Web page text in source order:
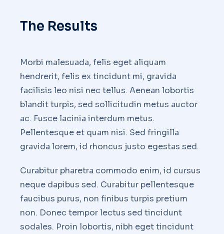
The Results
Morbi malesuada, felis eget aliquam
hendrerit, felis ex tincidunt mi, gravida
facilisis leo nisi nec tellus. Aenean lobortis
blandit turpis, sed sollicitudin metus auctor
ac. Fusce lacinia interdum metus.
Pellentesque et quam nisi. Sed fringilla
gravida lorem, id rhoncus justo egestas sed.
Curabitur pharetra commodo enim, id cursus
neque dapibus sed. Curabitur pellentesque
faucibus purus, non finibus turpis pretium
non. Donec tempor lectus sed tincidunt
sodales. Proin lobortis, nibh eget tincidunt